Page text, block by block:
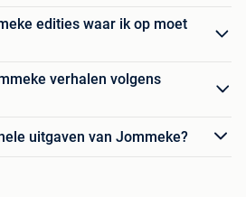
edities waar ik op moet
verhalen volgens
uitgaven van Jommeke?